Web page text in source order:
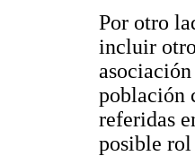
Por otro
incluir
población
referidas
posible rol